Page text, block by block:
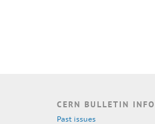
CERN BULLETIN INFO
Past issues